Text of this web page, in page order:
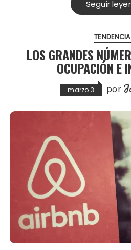
Seguir
LOS GRANDES
OCUPACIÓN E
marzo 3 por